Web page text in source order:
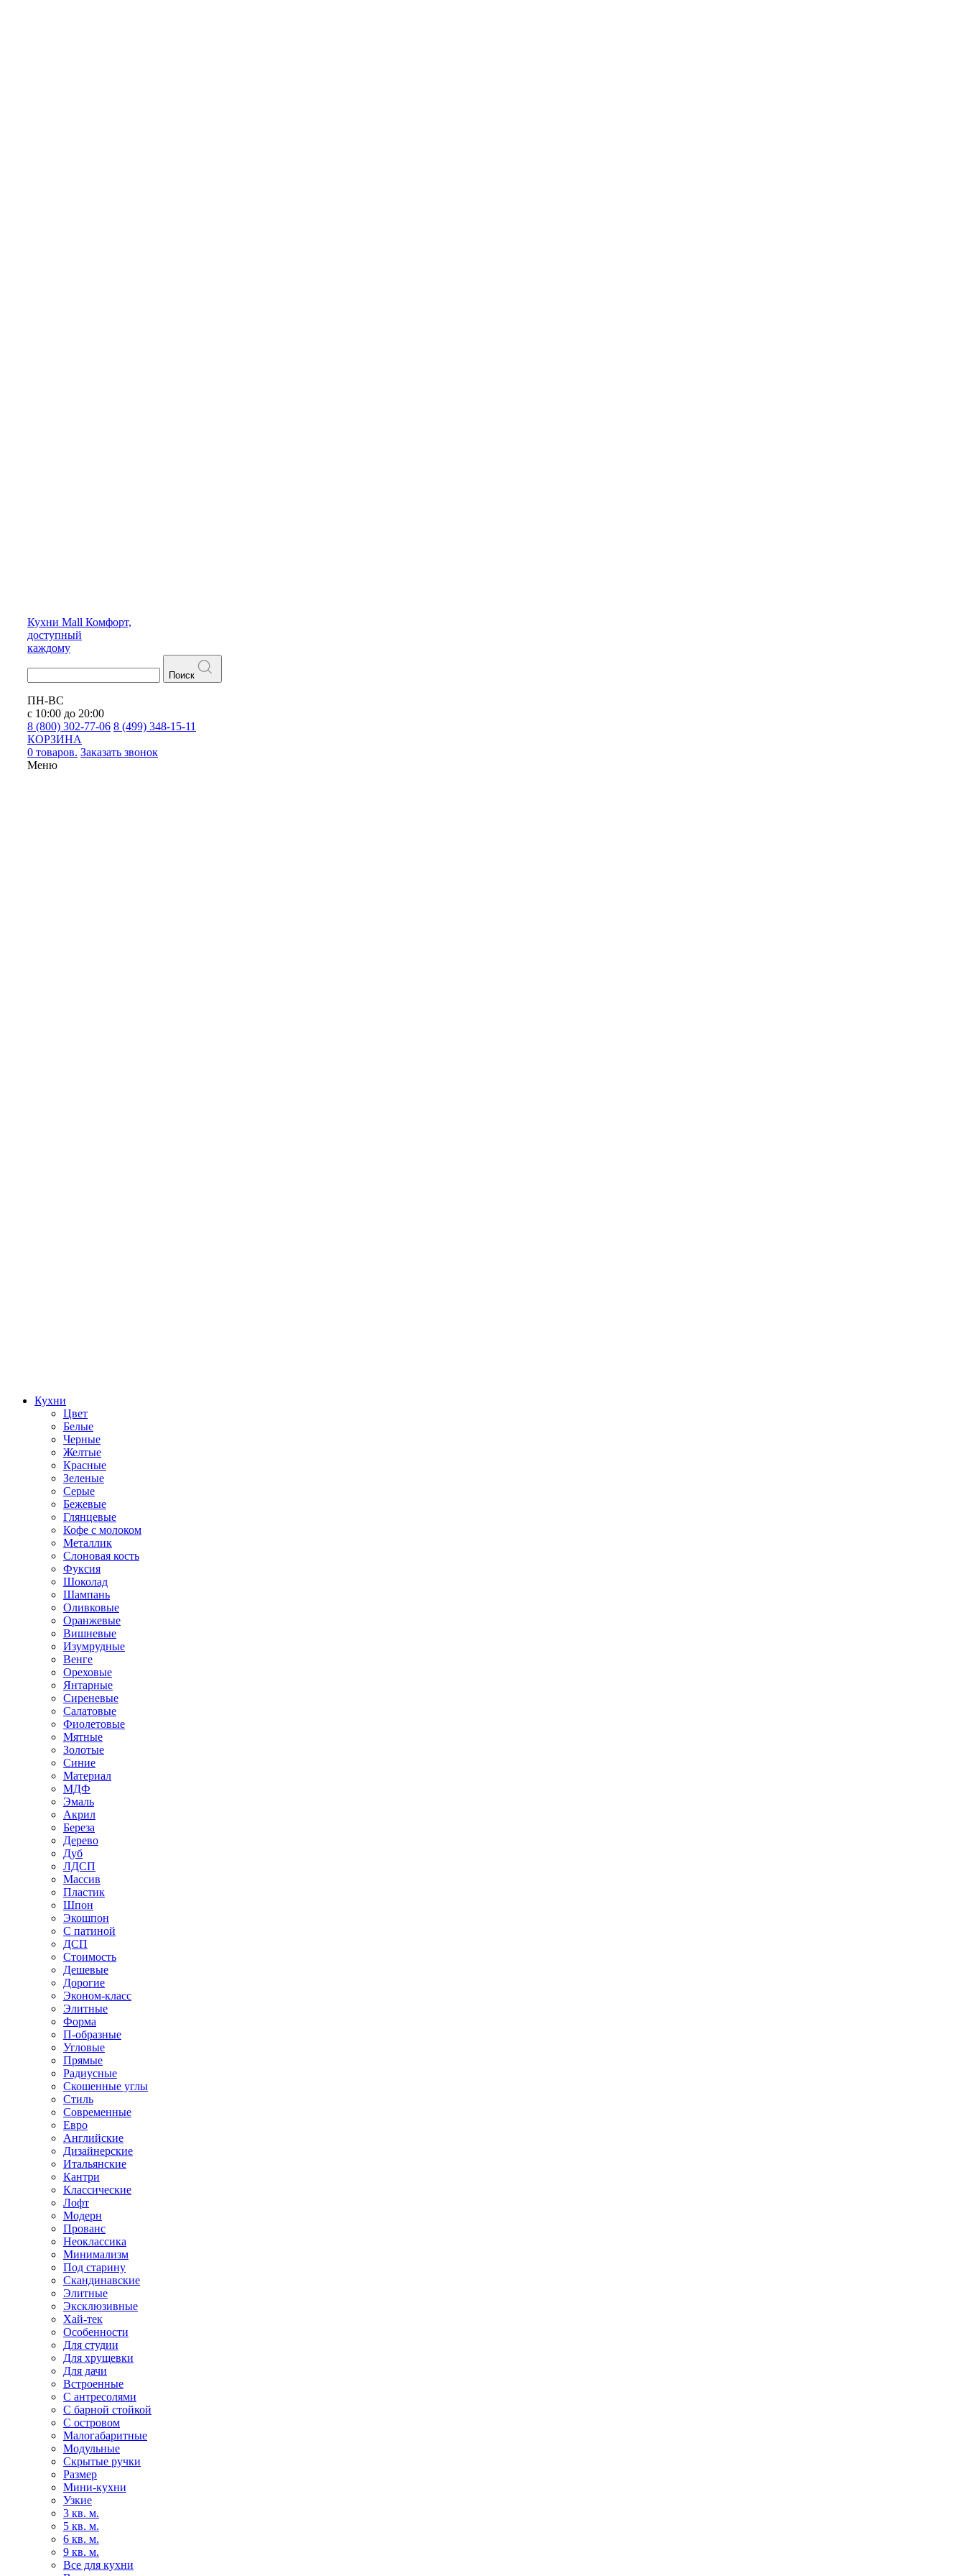
Кухни Mall Комфорт,
доступный
каждому
Поиск
ПН-ВС
с 10:00 до 20:00
8 (800) 302-77-06 8 (499) 348-15-11
КОРЗИНА
0 товаров. Заказать звонок
Меню
Кухни
Цвет
Белые
Черные
Желтые
Красные
Зеленые
Серые
Бежевые
Глянцевые
Кофе с молоком
Металлик
Слоновая кость
Фуксия
Шоколад
Шампань
Оливковые
Оранжевые
Вишневые
Изумрудные
Венге
Ореховые
Янтарные
Сиреневые
Салатовые
Фиолетовые
Мятные
Золотые
Синие
Материал
МДФ
Эмаль
Акрил
Береза
Дерево
Дуб
ЛДСП
Массив
Пластик
Шпон
Экошпон
С патиной
ДСП
Стоимость
Дешевые
Дорогие
Эконом-класс
Элитные
Форма
П-образные
Угловые
Прямые
Радиусные
Скошенные углы
Стиль
Современные
Евро
Английские
Дизайнерские
Итальянские
Кантри
Классические
Лофт
Модерн
Прованс
Неоклассика
Минимализм
Под старину
Скандинавские
Элитные
Эксклюзивные
Хай-тек
Особенности
Для студии
Для хрущевки
Для дачи
Встроенные
С антресолями
С барной стойкой
С островом
Малогабаритные
Модульные
Скрытые ручки
Размер
Мини-кухни
Узкие
3 кв. м.
5 кв. м.
6 кв. м.
9 кв. м.
Все для кухни